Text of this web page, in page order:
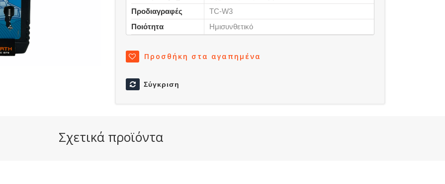
Προσθήκη στα αγαπημένα
Σύγκριση
Προδιαγραφές
TC-W3
Ποιότητα
Ημισυνθετικό
Σχετικά προϊόντα